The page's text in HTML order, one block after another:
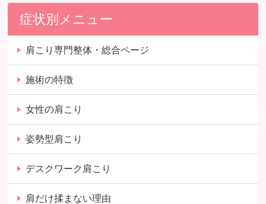
症状別メニュー
肩こり専門整体・総合ページ
施術の特徴
女性の肩こり
姿勢型肩こり
デスクワーク肩こり
肩だけ揉まない理由